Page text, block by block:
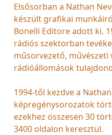
Elsősorban a Nathan
készült grafikai
Bonelli Editore adott ki.
rádiós szektorban
műsorvezető, művészeti
rádióállomások
1994-től kezdve a
képregénysorozatok
ezekhez összesen 30
3400 oldalon keresztül.